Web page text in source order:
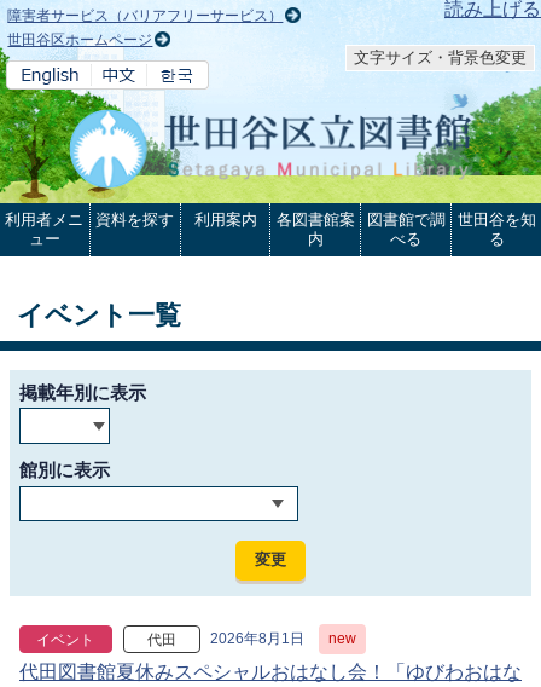
本文へ 読み上げる
障害者サービス（バリアフリーサービス）
世田谷区ホームページ
文字サイズ・背景色変更
利用者メニ
ュー
資料を探す 利用案内
各図書館案
内
図書館で調
べる
世田谷を知
る
イベント一覧
掲載年別に表示
館別に表示
イベント 代田 2026年8月1日 new
代田図書館夏休みスペシャルおはなし会！「ゆびわおはな